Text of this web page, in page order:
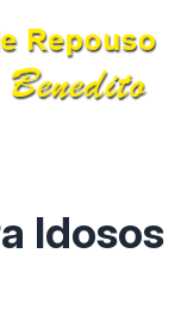
Idosos